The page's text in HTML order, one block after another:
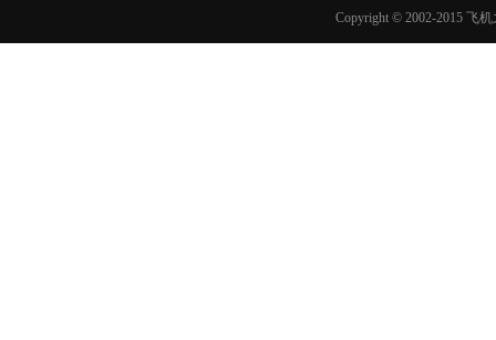
Copyright © 2002-2015 飞